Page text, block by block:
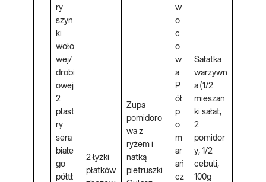
ry
szyn
ki
woło
wej/
drobi
owej
2
plast
ry
sera
białe
go
półtł
2 łyżki
płatków
Zupa
pomidoro
wa z
ryżem i
natką
pietruszki
w
o
c
o
w
a
P
ół
p
o
m
ar
ań
cz
Sałatka
warzywn
a (1/2
mieszan
ki sałat,
2
pomidor
y, 1/2
cebuli,
100g